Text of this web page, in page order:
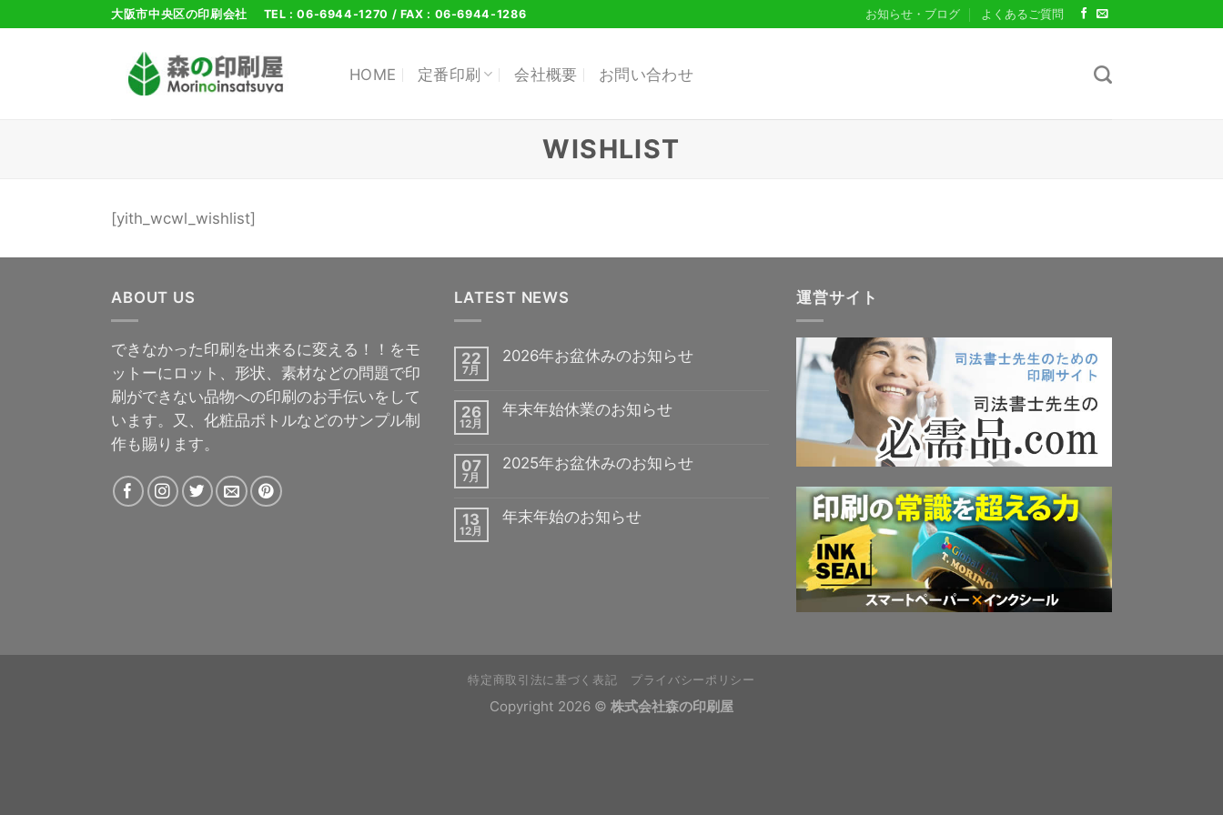
大阪市中央区の印刷会社 TEL : 06-6944-1270 / FAX : 06-6944-1286 お知らせ・ブログ よくあるご質問
HOME 定番印刷 会社概要 お問い合わせ
WISHLIST
[yith_wcwl_wishlist]
ABOUT US
できなかった印刷を出来るに変える！！をモ
ットーにロット、形状、素材などの問題で印
刷ができない品物への印刷のお手伝いをして
います。又、化粧品ボトルなどのサンプル制
作も賜ります。
LATEST NEWS
22
7月
2026年お盆休みのお知らせ
26
12月
年末年始休業のお知らせ
07
7月
2025年お盆休みのお知らせ
13
12月
年末年始のお知らせ
運営サイト
特定商取引法に基づく表記 プライバシーポリシー
Copyright 2026 © 株式会社森の印刷屋